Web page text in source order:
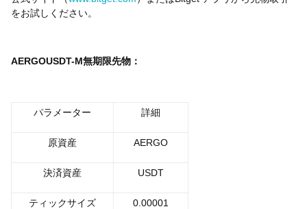
をお試しください。
AERGOUSDT-M無期限先物：
パラメーター 詳細
原資産 AERGO
決済資産 USDT
ティックサイズ 0.00001